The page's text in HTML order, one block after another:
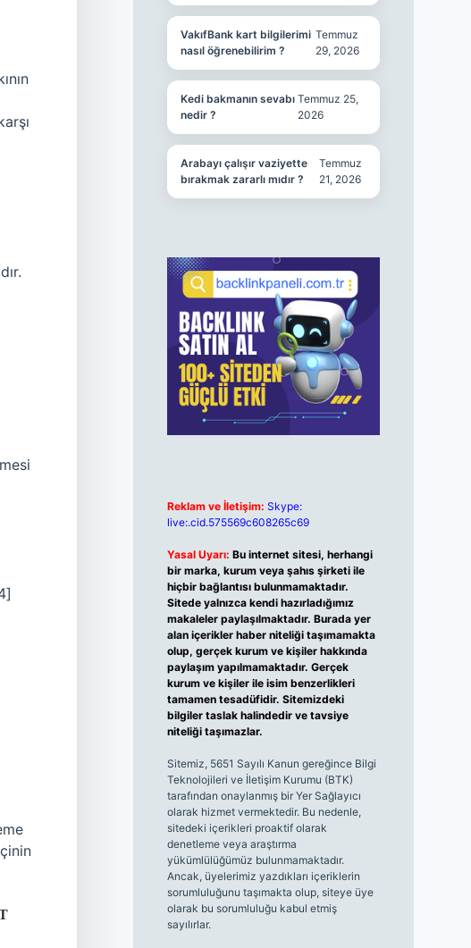
VakıfBank kart bilgilerimi
nasıl öğrenebilirim ?
Temmuz
29, 2026
Kedi bakmanın sevabı
nedir ?
Temmuz 25,
2026
Arabayı çalışır vaziyette
bırakmak zararlı mıdır ?
Temmuz
21, 2026
Reklam ve İletişim: Skype:
live:.cid.575569c608265c69
Yasal Uyarı: Bu internet sitesi, herhangi
bir marka, kurum veya şahıs şirketi ile
hiçbir bağlantısı bulunmamaktadır.
Sitede yalnızca kendi hazırladığımız
makaleler paylaşılmaktadır. Burada yer
alan içerikler haber niteliği taşımamakta
olup, gerçek kurum ve kişiler hakkında
paylaşım yapılmamaktadır. Gerçek
kurum ve kişiler ile isim benzerlikleri
tamamen tesadüfidir. Sitemizdeki
bilgiler taslak halindedir ve tavsiye
niteliği taşımazlar.
Sitemiz, 5651 Sayılı Kanun gereğince Bilgi
Teknolojileri ve İletişim Kurumu (BTK)
tarafından onaylanmış bir Yer Sağlayıcı
olarak hizmet vermektedir. Bu nedenle,
sitedeki içerikleri proaktif olarak
denetleme veya araştırma
yükümlülüğümüz bulunmamaktadır.
Ancak, üyelerimiz yazdıkları içeriklerin
sorumluluğunu taşımakta olup, siteye üye
olarak bu sorumluluğu kabul etmiş
sayılırlar.